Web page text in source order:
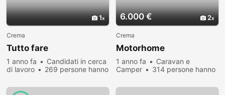
1
Crema
Tutto fare
1 anno fa
Candidati in cerca
di lavoro
269 persone hanno
6.000 € 2
Crema
Motorhome
1 anno fa
Caravan e
Camper
314 persone hanno